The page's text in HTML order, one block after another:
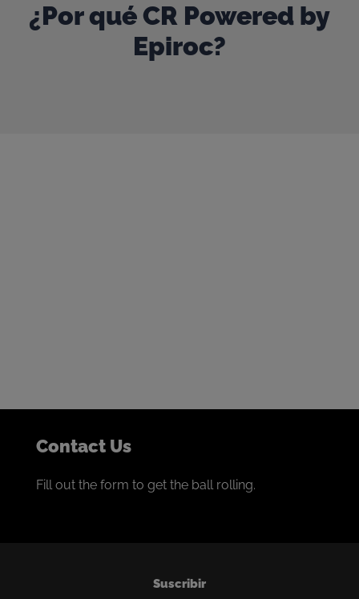
¿Por qué CR Powered by
Epiroc?
Contact Us
Fill out the form to get the ball rolling.
Suscribir